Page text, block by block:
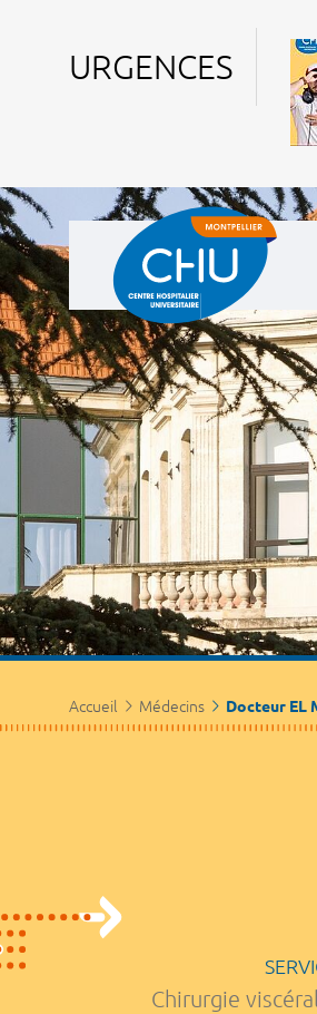
URGENCES
Accueil Médecins Docteur EL
Chirurgie